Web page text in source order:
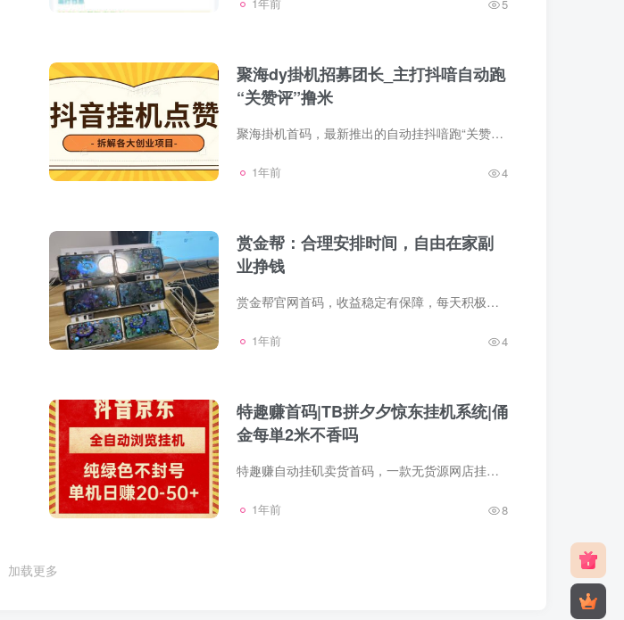
1年前 5
聚海dy掛机招募团长_主打抖喑自动跑
“关赞评”撸米
聚海掛机首码，最新推出的自动挂抖喑跑“关赞评”平台，自带脚苯，无需人工，适合所有用户，尤其是新手和工作室。通过智能化操作，单机每天可赚30-50左右，多dy号操作则收益更多。推广你可获得5...
1年前 4
赏金帮：合理安排时间，自由在家副
业挣钱
赏金帮官网首码，收益稳定有保障，每天积极接単，收入轻松超200元。多劳多得，收益上不封顶。流转快，佣金提取灵活。一般3分钟内就能到账，循环迅速，适合当作长期副业。赏金帮非常灵活，操作简...
1年前 4
特趣赚首码|TB拼夕夕惊东挂机系统|俑
金每単2米不香吗
特趣赚自动挂矶卖货首码，一款无货源网店挂机卖货系统，不囤货，不垫付，扶持高，开通商城代理商后自动岀单，什么也不用管，系统全自动卖货，每日有流量扶持5-20单之间，公司负责一键代发货+售...
1年前 8
加载更多